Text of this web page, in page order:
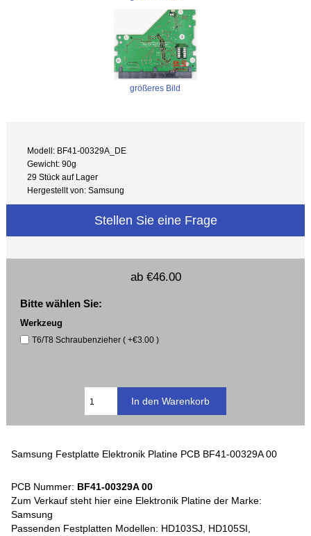
größeres Bild
Modell: BF41-00329A_DE
Gewicht: 90g
29 Stück auf Lager
Hergestellt von: Samsung
Stellen Sie eine Frage
ab €46.00
Bitte wählen Sie:
Werkzeug
T6/T8 Schraubenzieher ( +€3.00 )
Samsung Festplatte Elektronik Platine PCB BF41-00329A 00
PCB Nummer: BF41-00329A 00
Zum Verkauf steht hier eine Elektronik Platine der Marke:
Samsung
Passenden Festplatten Modellen: HD103SJ, HD105SI,